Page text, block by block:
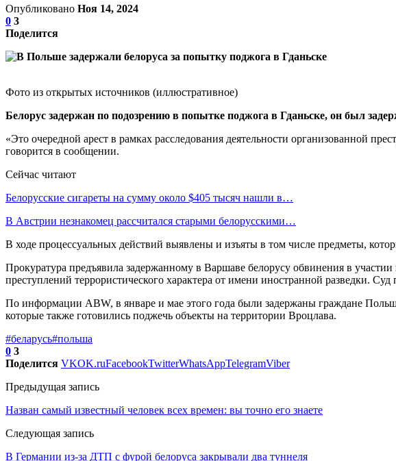
Опубликовано Ноя 14, 2024
0 3
Поделится
Фото из открытых источников (иллюстративное)
Белорус задержан по подозрению в попытке поджога в Гданьске, он был
«Это очередной арест в рамках расследования деятельности организованной
говорится в сообщении.
Сейчас читают
Белорусские сигареты на сумму около $405 тысяч нашли в…
В Австрии незнакомец рассчитался старыми белорусскими…
В ходе процессуальных действий выявлены и изъяты в том числе предметы,
Прокуратура предъявила задержанному в Варшаве белорусу обвинения в
преступлений террористического характера от имени иностранной разведки.
По информации ABW, в январе и мае этого года были задержаны граждане
которые также готовились поджечь объекты на территории Вроцлава.
#беларусь#польша
0 3
Поделится VKOK.ruFacebookTwitterWhatsAppTelegramViber
Предыдущая запись
Назван самый известный человек всех времен: вы точно его знаете
Следующая запись
В Германии из-за ДТП с фурой белоруса закрывали два туннеля